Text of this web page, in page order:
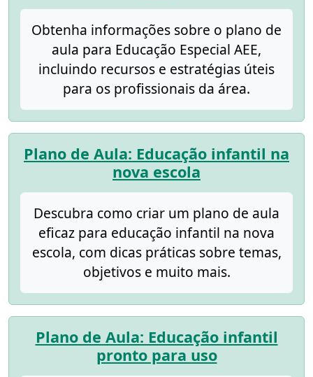
Obtenha informações sobre o plano de
aula para Educação Especial AEE,
incluindo recursos e estratégias úteis
para os profissionais da área.
Plano de Aula: Educação infantil na
nova escola
Descubra como criar um plano de aula
eficaz para educação infantil na nova
escola, com dicas práticas sobre temas,
objetivos e muito mais.
Plano de Aula: Educação infantil
pronto para uso